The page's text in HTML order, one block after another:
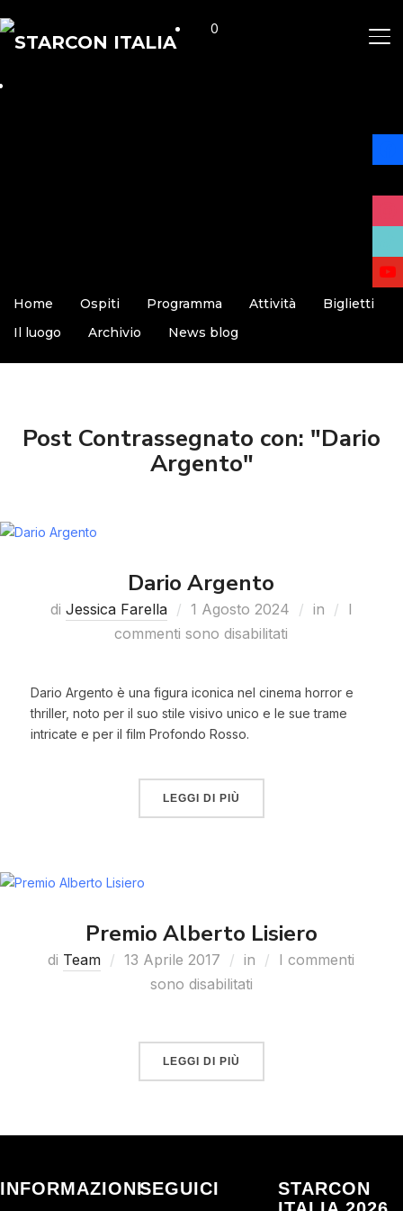
0
Home Ospiti Programma Attività
Biglietti
Il luogo
Archivio News blog
Post Contrassegnato con: "Dario
Argento"
Dario Argento
di Jessica Farella 1 Agosto 2024 in
I
commenti sono disabilitati
Dario Argento è una figura iconica nel cinema horror e
thriller, noto per il suo stile visivo unico e le sue trame
intricate e per il film Profondo Rosso.
LEGGI DI PIÙ
Premio Alberto Lisiero
di Team 13 Aprile 2017 in
I commenti
sono disabilitati
LEGGI DI PIÙ
INFORMAZIONISEGUICI
STARCON